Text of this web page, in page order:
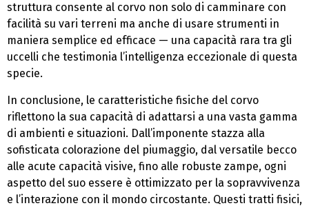
struttura consente al corvo non solo di camminare con
facilità su vari terreni ma anche di usare strumenti in
maniera semplice ed efficace — una capacità rara tra gli
uccelli che testimonia l’intelligenza eccezionale di questa
specie.
In conclusione, le caratteristiche fisiche del corvo
riflettono la sua capacità di adattarsi a una vasta gamma
di ambienti e situazioni. Dall’imponente stazza alla
sofisticata colorazione del piumaggio, dal versatile becco
alle acute capacità visive, fino alle robuste zampe, ogni
aspetto del suo essere è ottimizzato per la sopravvivenza
e l’interazione con il mondo circostante. Questi tratti fisici,